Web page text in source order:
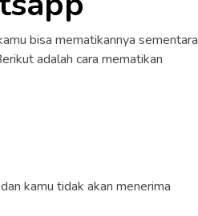
bisa mematikannya sementara
adalah cara mematikan
kamu tidak akan menerima